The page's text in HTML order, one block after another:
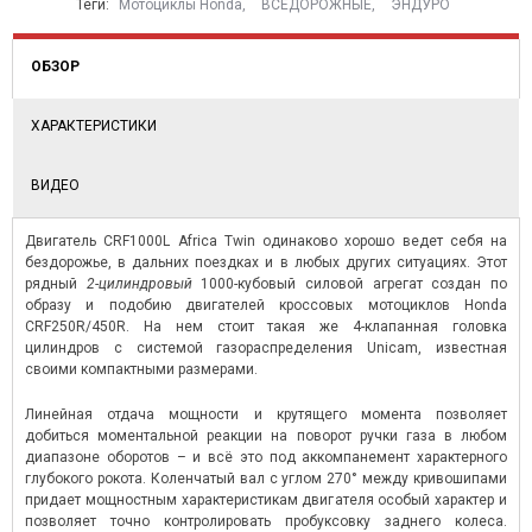
Читать далее→
Теги:
Мотоциклы Honda, ВСЕДОРОЖНЫЕ, ЭНДУРО
ОБЗОР
ХАРАКТЕРИСТИКИ
ВИДЕО
Двигатель CRF1000L Africa Twin одинаково хорошо ведет себя на
бездорожье, в дальних поездках и в любых других ситуациях. Этот
рядный 2-цилиндровый1000-кубовый силовой агрегат создан по
образу и подобию двигателей кроссовых мотоциклов Honda
CRF250R/450R. На нем стоит такая же 4-клапанная головка
цилиндров с системой газораспределения Unicam, известная
своими компактными размерами.
Линейная отдача мощности и крутящего момента позволяет
добиться моментальной реакции на поворот ручки газа в любом
диапазоне оборотов – и всё это под аккомпанемент характерного
глубокого рокота. Коленчатый вал с углом 270° между кривошипами
придает мощностным характеристикам двигателя особый характер и
позволяет точно контролировать пробуксовку заднего колеса.